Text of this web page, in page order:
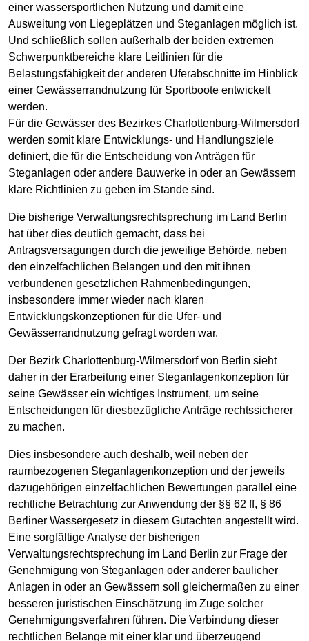
einer wassersportlichen Nutzung und damit eine
Ausweitung von Liegeplätzen und Steganlagen möglich ist.
Und schließlich sollen außerhalb der beiden extremen
Schwerpunktbereiche klare Leitlinien für die
Belastungsfähigkeit der anderen Uferabschnitte im Hinblick
einer Gewässerrandnutzung für Sportboote entwickelt
werden.
Für die Gewässer des Bezirkes Charlottenburg-Wilmersdorf
werden somit klare Entwicklungs- und Handlungsziele
definiert, die für die Entscheidung von Anträgen für
Steganlagen oder andere Bauwerke in oder an Gewässern
klare Richtlinien zu geben im Stande sind.
Die bisherige Verwaltungsrechtsprechung im Land Berlin
hat über dies deutlich gemacht, dass bei
Antragsversagungen durch die jeweilige Behörde, neben
den einzelfachlichen Belangen und den mit ihnen
verbundenen gesetzlichen Rahmenbedingungen,
insbesondere immer wieder nach klaren
Entwicklungskonzeptionen für die Ufer- und
Gewässerrandnutzung gefragt worden war.
Der Bezirk Charlottenburg-Wilmersdorf von Berlin sieht
daher in der Erarbeitung einer Steganlagenkonzeption für
seine Gewässer ein wichtiges Instrument, um seine
Entscheidungen für diesbezügliche Anträge rechtssicherer
zu machen.
Dies insbesondere auch deshalb, weil neben der
raumbezogenen Steganlagenkonzeption und der jeweils
dazugehörigen einzelfachlichen Bewertungen parallel eine
rechtliche Betrachtung zur Anwendung der §§ 62 ff, § 86
Berliner Wassergesetz in diesem Gutachten angestellt wird.
Eine sorgfältige Analyse der bisherigen
Verwaltungsrechtsprechung im Land Berlin zur Frage der
Genehmigung von Steganlagen oder anderer baulicher
Anlagen in oder an Gewässern soll gleichermaßen zu einer
besseren juristischen Einschätzung im Zuge solcher
Genehmigungsverfahren führen. Die Verbindung dieser
rechtlichen Belange mit einer klar und überzeugend